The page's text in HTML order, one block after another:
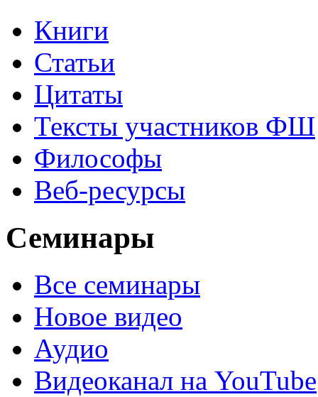
Книги
Статьи
Цитаты
Тексты участников ФШ
Философы
Веб-ресурсы
Семинары
Все семинары
Новое видео
Аудио
Видеоканал на YouTube